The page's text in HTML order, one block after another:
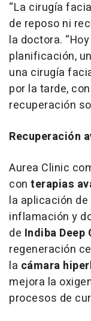
“La cirugía
de reposo ni
la doctora.
planificación,
una cirugía
por la tarde,
recuperación
Recuperación
Aurea Clinic
con terapias
la aplicación de
inflamación y
de Indiba Deep
regeneración
la cámara
mejora la
procesos de